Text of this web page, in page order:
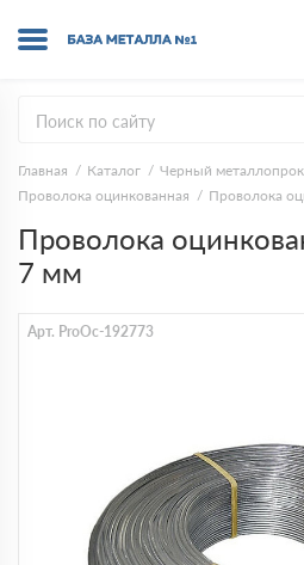
Главная Каталог Черный
Проволока оцинкованная
Проволока
Проволока
7 мм
Арт. ProOc-192773